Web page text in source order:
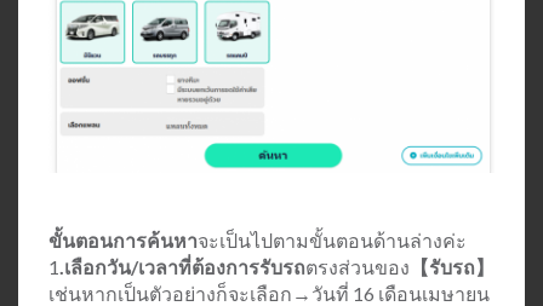
ขั้นตอนการค้นหาจะเป็นไปตามขั้นตอนด้านล่างค่ะ
1.เลือกวัน/เวลาที่ต้องการรับรถตรงส่วนของ 【รับรถ】
เช่นหากเป็นตัวอย่างก็จะเลือก→วันที่ 16 เดือนเมษายน